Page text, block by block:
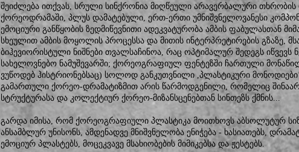
შეიძლება ითქვას, სრული სინქრონია მიღწეული არავერბალური
ქორეოდრამაში, პლუს დამატებული, ერთ-ერთი უმნიშვნელოვანესი
ემოციური განწყობის ზედმიწევნითი ადეკვატურობა ამბის ფაბულასთან
სხეულით ამბის მოყოლის პროცესსა და მითის ინტერპრეტირების გზაზე,
ბიჰევიორისტული ნიშნები თვალსაჩინოა, რაც ოპტიმალურ შედეგს იწვევს
სახელოვნებო ნამუშევარში; ქორეოგრაფიულ ფენტეზში ჩართული
ვუწოდებ ჰისტრიონებსაც) სოლოდ განკუთვნილი ,პლასტიკური
გამართული ქორეო-დრამატიზმით არის წარმოდგენილი, რომელიც
სტრუქტურასა და კოლექტიურ ქორეო-მიზანსცენებთან სინთეზს ქმნის...
გარდა იმისა, რომ ქორეოგრაფიული პლასტიკა მოითხოვს აბსოლუტურ
ანსამბლურ უნისონს, ამდენადვე მნიშვნელობა ენიჭება - ხასიათებს,
ემოციურ პლასტებს, მოცეკვავე მსახიობების მიმიკებსა და ჟესტებს.